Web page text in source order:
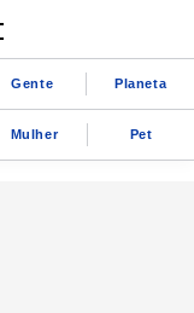
Gente Planeta
Mulher Pet